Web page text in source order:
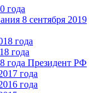
года
8 сентября 2019
года
года
года Президент РФ
года
года